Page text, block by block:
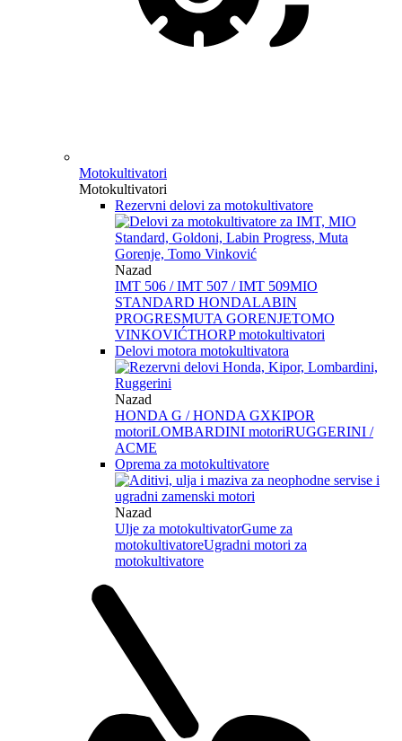
Motokultivatori
Motokultivatori
Rezervni delovi za motokultivatore
Nazad
IMT 506 / IMT 507 / IMT 509MIO
STANDARD HONDALABIN
PROGRESMUTA GORENJETOMO
VINKOVIĆTHORP motokultivatori
Delovi motora motokultivatora
Nazad
HONDA G / HONDA GXKIPOR
motoriLOMBARDINI motoriRUGGERINI /
ACME
Oprema za motokultivatore
Nazad
Ulje za motokultivatorGume za
motokultivatoreUgradni motori za
motokultivatore